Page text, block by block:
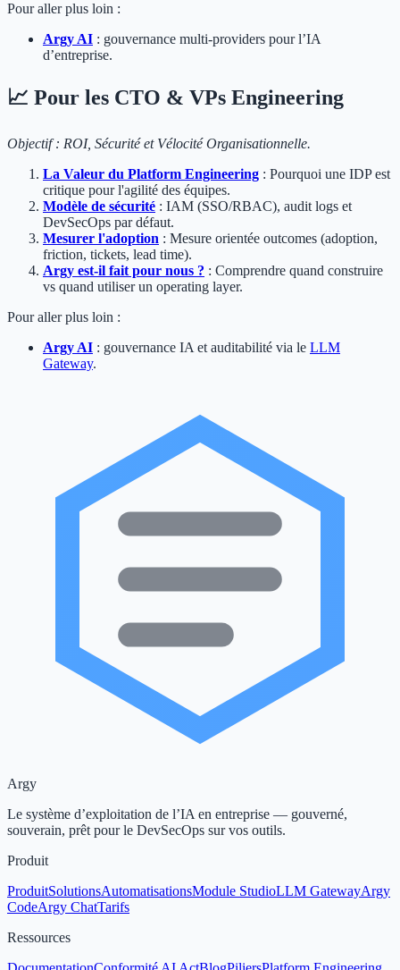
Pour aller plus loin :
Argy AI : gouvernance multi-providers pour l’IA
d’entreprise.
📈 Pour les CTO & VPs Engineering
Objectif : ROI, Sécurité et Vélocité Organisationnelle.
La Valeur du Platform Engineering : Pourquoi une IDP est
critique pour l'agilité des équipes.
Modèle de sécurité : IAM (SSO/RBAC), audit logs et
DevSecOps par défaut.
Mesurer l'adoption : Mesure orientée outcomes (adoption,
friction, tickets, lead time).
Argy est-il fait pour nous ? : Comprendre quand construire
vs quand utiliser un operating layer.
Pour aller plus loin :
Argy AI : gouvernance IA et auditabilité via le LLM
Gateway.
Argy
Le système d’exploitation de l’IA en entreprise — gouverné,
souverain, prêt pour le DevSecOps sur vos outils.
Produit
ProduitSolutionsAutomatisationsModule StudioLLM GatewayArgy
CodeArgy ChatTarifs
Ressources